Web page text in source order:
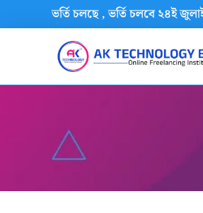
ব্যাচে ভর্তি চলছে , ভর্তি চলবে ২৪ই